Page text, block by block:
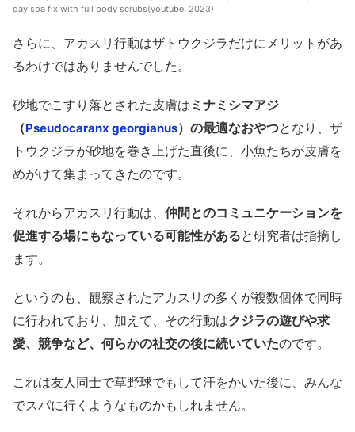
day spa fix with full body scrubs(youtube, 2023)
さらに、アカスリ行動はザトウクジラだけにメリットがあ
るわけではありませんでした。
砂地でこすり落とされた皮膚は ミナミシマアジ
（Pseudocaranx georgianus）の最適なおやつとなり、ザ
トウクジラが砂地を巻き上げた直後に、小魚たちが皮膚を
めがけて集まってきたのです。
それからアカスリ行動は、 仲間とのコミュニケーションを
促進する場にもなっている可能性があると研究者は指摘し
ます。
というのも、観察されたアカスリの多くが複数個体で同時
に行われており、加えて、その行動はクジラの遊びや求
愛、競争など、何らかの社交の後に続いていたのです。
これは友人同士で草野球でもして汗をかいた後に、みんな
でスパに行くようなものかもしれません。